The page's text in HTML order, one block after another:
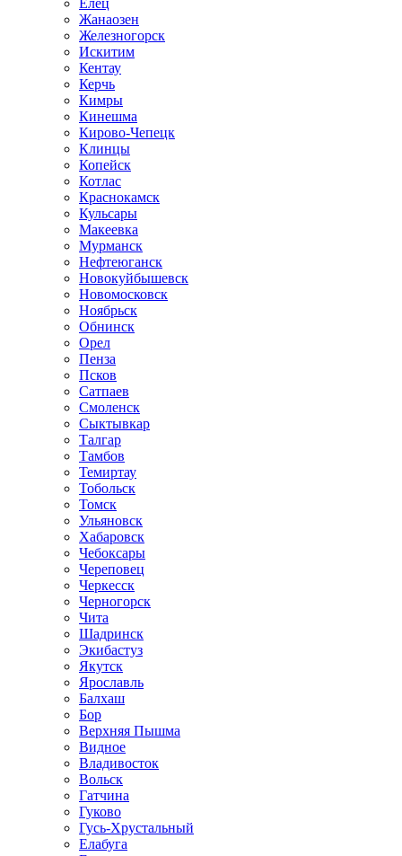
Елец
Жанаозен
Железногорск
Искитим
Кентау
Керчь
Кимры
Кинешма
Кирово-Чепецк
Клинцы
Копейск
Котлас
Краснокамск
Кульсары
Макеевка
Мурманск
Нефтеюганск
Новокуйбышевск
Новомосковск
Ноябрьск
Обнинск
Орел
Пенза
Псков
Сатпаев
Смоленск
Сыктывкар
Талгар
Тамбов
Темиртау
Тобольск
Томск
Ульяновск
Хабаровск
Чебоксары
Череповец
Черкесск
Черногорск
Чита
Шадринск
Экибастуз
Якутск
Ярославль
Балхаш
Бор
Верхняя Пышма
Видное
Владивосток
Вольск
Гатчина
Гуково
Гусь-Хрустальный
Елабуга